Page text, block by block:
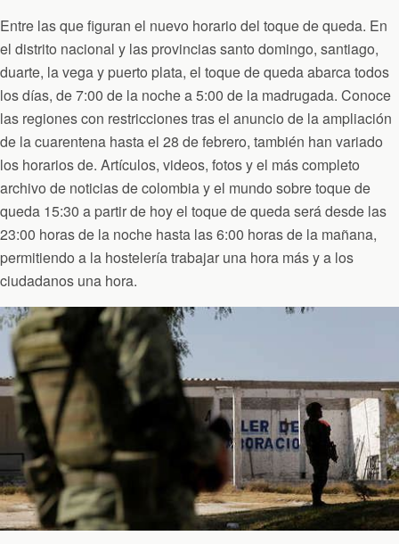
Entre las que figuran el nuevo horario del toque de queda. En
el distrito nacional y las provincias santo domingo, santiago,
duarte, la vega y puerto plata, el toque de queda abarca todos
los días, de 7:00 de la noche a 5:00 de la madrugada. Conoce
las regiones con restricciones tras el anuncio de la ampliación
de la cuarentena hasta el 28 de febrero, también han variado
los horarios de. Artículos, videos, fotos y el más completo
archivo de noticias de colombia y el mundo sobre toque de
queda 15:30 a partir de hoy el toque de queda será desde las
23:00 horas de la noche hasta las 6:00 horas de la mañana,
permitiendo a la hostelería trabajar una hora más y a los
ciudadanos una hora.